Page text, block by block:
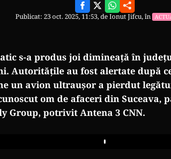
Publicat: 23 oct. 2025, 11:53, deIonut Jifcu, în
s-a produs joi dimineață în jude
Autoritățile au fost alertate după
un avion ultraușor a pierdut
om de afaceri din Suceava,
Group, potrivit Antena 3 CNN.
Play